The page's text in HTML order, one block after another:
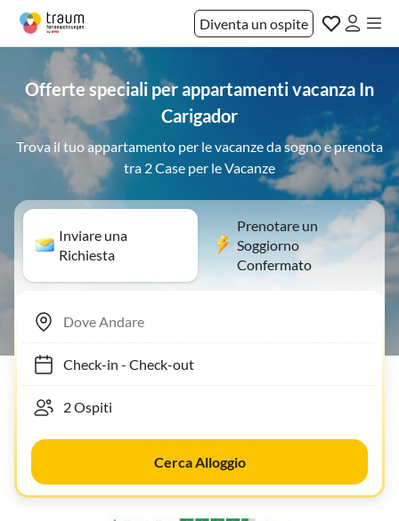
Diventa un ospite
Offerte speciali per appartamenti vacanza In
Carigador
Trova il tuo appartamento per le vacanze da sogno e prenota
tra 2 Case per le Vacanze
Inviare una
Richiesta
Prenotare un
Soggiorno
Confermato
Check-in- Check-out
Cerca Alloggio